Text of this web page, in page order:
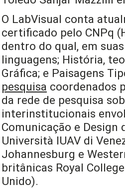
O LabVisual conta
certificado pelo CNPq
dentro do qual, em
linguagens; História,
Gráfica; e Paisagens
pesquisa coordenados
da rede de pesquisa
interinstitucionais
Comunicação e Design
Università IUAV di
Johannesburg e
britânicas Royal
Unido).